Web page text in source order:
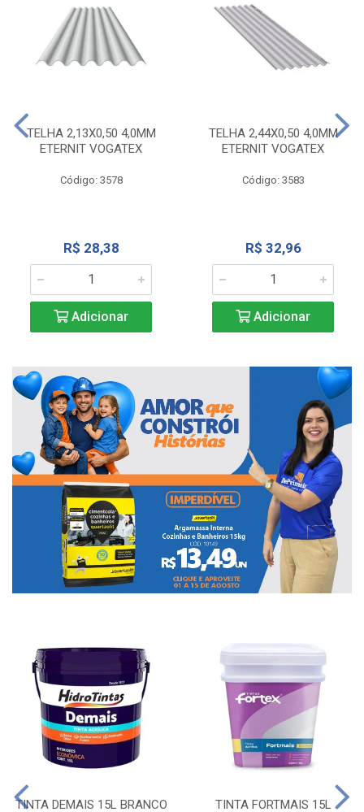
TELHA 2,13X0,50 4,0MM
ETERNIT VOGATEX
Código: 3578
R$ 28,38
Adicionar
TELHA 2,44X0,50 4,0MM
ETERNIT VOGATEX
Código: 3583
R$ 32,96
Adicionar
TINTA DEMAIS 15L BRANCO TINTA FORTMAIS 15L